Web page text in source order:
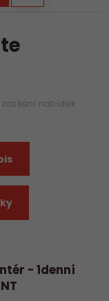
nabídek
- 1denní